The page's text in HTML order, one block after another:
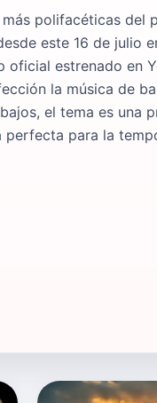
polifacéticas del
este 16 de julio
estrenado en
la música de
el tema es una
para la